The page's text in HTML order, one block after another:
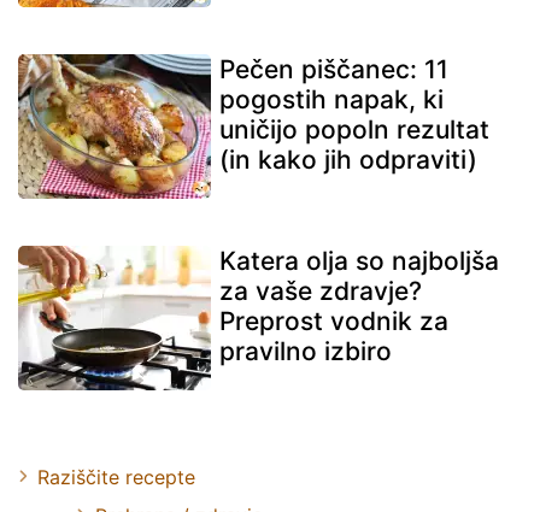
Pečen piščanec: 11
pogostih napak, ki
uničijo popoln rezultat
(in kako jih odpraviti)
Katera olja so najboljša
za vaše zdravje?
Preprost vodnik za
pravilno izbiro
Raziščite recepte